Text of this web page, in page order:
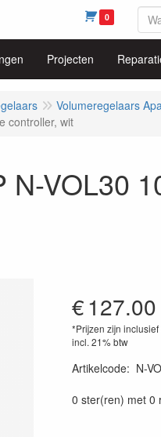
0
Projecten
Volumeregelaars
controller, wit
VOL30
€127.00
*Prijzen zijn inclusief
incl. 21% btw
Artikelcode: N-
0 ster(ren) met 0